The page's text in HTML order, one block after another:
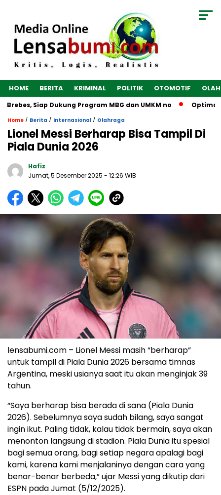
HOME BERITA KRIMINAL POLITIK OTOMOTIF
Siap Dukung Program MBG dan UMKM no
Home / Berita / Internasional / Olahraga
Lionel Messi Berharap Bisa Tampil Di
Piala Dunia 2026
Hafiz
Jumat, 5 Desember 2025 - 12:26 WIB
lensabumi.com – Lionel Messi masih “berharap”
untuk tampil di Piala Dunia 2026 bersama timnas
Argentina, meski usianya saat itu akan menginjak 39
tahun.
“Saya berharap bisa berada di sana (Piala Dunia
2026). Sebelumnya saya sudah bilang, saya sangat
ingin ikut. Paling tidak, kalau tidak bermain, saya akan
menonton langsung di stadion. Piala Dunia itu spesial
bagi semua orang, bagi setiap negara apalagi bagi
kami, karena kami menjalaninya dengan cara yang
benar-benar berbeda,” ujar Messi yang dikutip dari
ESPN pada Jumat (5/12/2025).